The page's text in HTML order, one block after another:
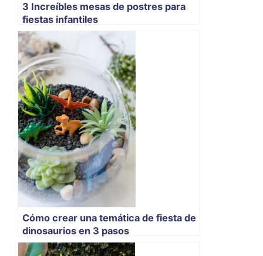
3 Increíbles mesas de postres para
fiestas infantiles
Cómo crear una temática de fiesta de
dinosaurios en 3 pasos